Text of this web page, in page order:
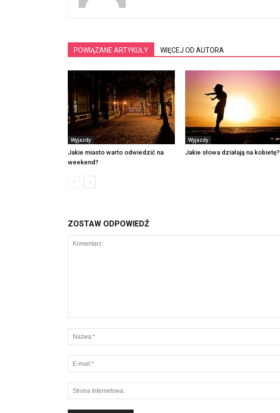
POWIĄZANE ARTYKUŁY WIĘCEJ OD AUTORA
Wyjazdy
Jakie miasto warto odwiedzić na
weekend?
Wyjazdy
Jakie słowa działają na kobietę?
ZOSTAW ODPOWIEDŹ